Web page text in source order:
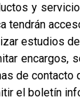
y
tendrán
estudios
encargos,
de contacto
el boletín